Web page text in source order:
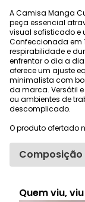
A Camisa Manga
peça essencial
visual sofisticado e
Confeccionada em
respirabilidade e
enfrentar o dia a
oferece um ajuste
minimalista com
da marca. Versátil
ou ambientes de
descomplicado.
O produto ofertado
Composição
Quem viu,